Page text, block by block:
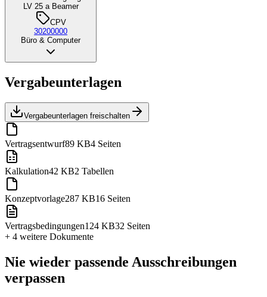
LV 25 a Beamer
CPV
30200000
Büro & Computer
Vergabeunterlagen
Vergabeunterlagen freischalten
Vertragsentwurf89 KB4 Seiten
Kalkulation42 KB2 Tabellen
Konzeptvorlage287 KB16 Seiten
Vertragsbedingungen124 KB32 Seiten
+ 4 weitere Dokumente
Nie wieder passende Ausschreibungen
verpassen